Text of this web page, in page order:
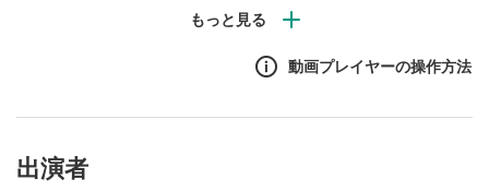
動画プレイヤーの操作方法
出演者